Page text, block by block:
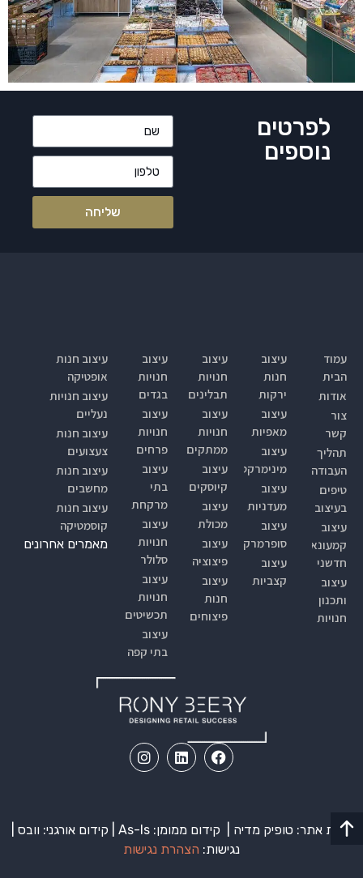
לפרטים
נוספים
שליחה
עמוד
הבית
אודות
צור
קשר
תהליך
העבודה
טיפים
בעיצוב
עיצוב
קמעונאי
חדשני
עיצוב
ותכנון
חנויות
עיצוב
חנות
ירקות
עיצוב
מאפיות
עיצוב
מינימרקט
עיצוב
מעדניות
עיצוב
סופרמרקטים
עיצוב
קצביות
עיצוב
חנויות
תבלינים
עיצוב
חנויות
ממתקים
עיצוב
קיוסקים
עיצוב
מכולת
עיצוב
פיצוציה
עיצוב
חנות
פיצוחים
עיצוב
חנויות
בגדים
עיצוב
חנויות
פרחים
עיצוב
בתי
מרקחת
עיצוב
חנויות
סלולר
עיצוב
חנויות
תכשיטים
עיצוב
בתי קפה
עיצוב חנות
אופטיקה
עיצוב חנויות
נעליים
עיצוב חנות
צעצועים
עיצוב חנות
מחשבים
עיצוב חנות
קוסמטיקה
מאמרים אחרונים
בניית אתר: טופיק מדיה | קידום ממומן:
As-Is | קידום אורגני: וובס |
נגישות: הצהרת נגישות